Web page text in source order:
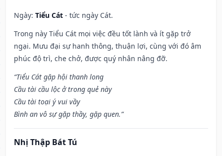
Ngày: Tiểu Cát - tức ngày Cát.
Trong này Tiểu Cát mọi việc đều tốt lành và ít gặp trở
ngại. Mưu đại sự hanh thông, thuận lợi, cùng với đó âm
phúc độ trì, che chở, được quý nhân nâng đỡ.
“Tiểu Cát gặp hội thanh long
Cầu tài cầu lộc ở trong quẻ này
Cầu tài toại ý vui vầy
Bình an vô sự gặp thầy, gặp quen.”
Nhị Thập Bát Tú